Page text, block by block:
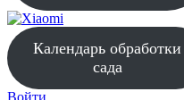
Календарь обработки
сада